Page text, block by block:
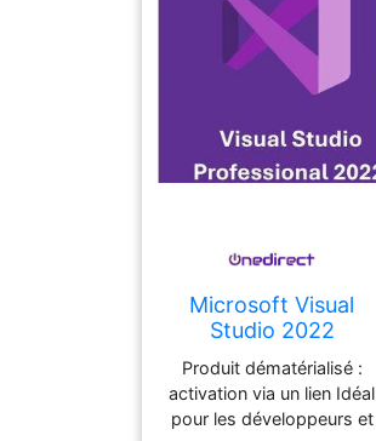
Microsoft Visual
Studio 2022
Professional
Environnement
professionnel pour
créer, tester et
Produit dématérialisé :
activation via un lien Idéal
pour les développeurs et